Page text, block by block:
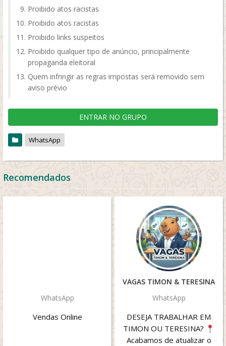
Proibido atos racistas
Proibido atos racistas
Proibido links suspeitos
Proibido qualquer tipo de anúncio, principalmente
propaganda eleitoral
Quem infringir as regras impostas será removido sem
aviso prévio
ENTRAR NO GRUPO
WhatsApp
Recomendados
WhatsApp
Vendas Online
VAGAS TIMON & TERESINA
WhatsApp
DESEJA TRABALHAR EM
TIMON OU TERESINA?
Acabamos de atualizar o